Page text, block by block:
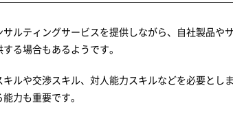
ルティングサービスを提供しながら、自社製品や
る場合もあるようです。
ルや交渉スキル、対人能力スキルなどを必要とし
力も重要です。